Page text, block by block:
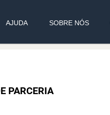
AJUDA SOBRE NÓS
PARCERIA